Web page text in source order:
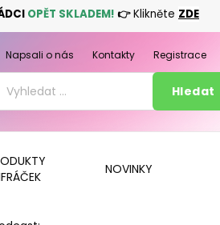
OPĚT SKLADEM! 👉Klikněte ZDE
NOVINKY
Napsali o nás Kontakty Registrace